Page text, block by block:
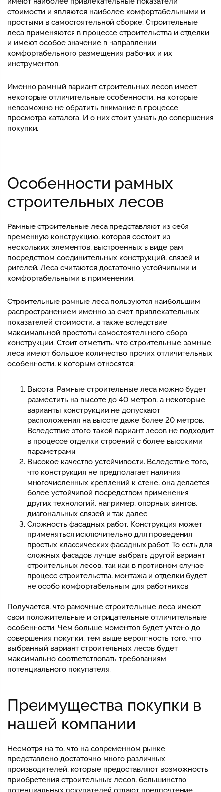
стоимости и являются наиболее комфортабельными и
простыми в самостоятельной сборке. Строительные
леса применяются в процессе строительства и отделки
и имеют особое значение в направлении
комфортабельного размещения рабочих и их
инструментов.
Именно рамный вариант строительных лесов имеет
некоторые отличительные особенности, на которые
невозможно не обратить внимание в процессе
просмотра каталога. И о них стоит узнать до совершения
покупки.
Особенности рамных
строительных лесов
Рамные строительные леса представляют из себя
временную конструкцию, которая состоит из
нескольких элементов, выстроенных в виде рам
посредством соединительных конструкций, связей и
ригелей. Леса считаются достаточно устойчивыми и
комфортабельными в применении.
Строительные рамные леса пользуются наибольшим
распространением именно за счет привлекательных
показателей стоимости, а также вследствие
максимальной простоты самостоятельного сбора
конструкции. Стоит отметить, что строительные рамные
леса имеют большое количество прочих отличительных
особенности, к которым относятся:
Высота. Рамные строительные леса можно будет
разместить на высоте до 40 метров, а некоторые
варианты конструкции не допускают
расположения на высоте даже более 20 метров.
Вследствие этого такой вариант лесов не подходит
в процессе отделки строений с более высокими
параметрами
Высокое качество устойчивости. Вследствие того,
что конструкция не предполагает наличия
многочисленных креплений к стене, она делается
более устойчивой посредством применения
других технологий, например, опорных винтов,
диагональных связей и так далее
Сложность фасадных работ. Конструкция может
применяться исключительно для проведения
простых классических фасадных работ. То есть для
сложных фасадов лучше выбрать другой вариант
строительных лесов, так как в противном случае
процесс строительства, монтажа и отделки будет
не особо комфортабельным для работников
Получается, что рамочные строительные леса имеют
свои положительные и отрицательные отличительные
особенности. Чем больше моментов будет учтено до
совершения покупки, тем выше вероятность того, что
выбранный вариант строительных лесов будет
максимально соответствовать требованиям
потенциального покупателя.
Преимущества покупки в
нашей компании
Несмотря на то, что на современном рынке
представлено достаточно много различных
производителей, которые предоставляют возможность
приобретения строительных лесов, большинство
потенциальных покупателей отдают предпочтение